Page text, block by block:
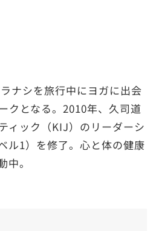
ナシを旅行中にヨガに出会
クとなる。2010年、久司道
ィック（KIJ）のリーダーシ
ル1）を修了。心と体の健康
。